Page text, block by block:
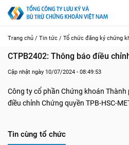
Trang chủ / Tin tức / Tổ chức đăng ký chứng
CTPB2402: Thông báo điều
Cập nhật ngày 10/07/2024 - 08:49:53
Công ty cổ phần Chứng khoán
điều chỉnh Chứng quyền TPB-HSC-
Tin cùng tổ chức